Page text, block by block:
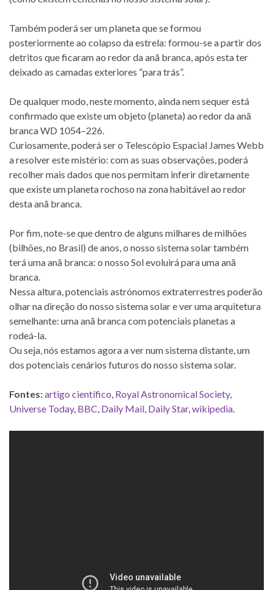
Também poderá ser um planeta que se formou
posteriormente ao colapso da estrela: formou-se a partir dos
detritos que ficaram ao redor da anã branca, após esta ter
deixado as camadas exteriores “para trás”.
De qualquer modo, neste momento, ainda nem sequer está
confirmado que existe um objeto (planeta) ao redor da anã
branca WD 1054–226.
Curiosamente, poderá ser o Telescópio Espacial James Webb
a resolver este mistério: com as suas observações, poderá
recolher mais dados que nos permitam inferir diretamente
que existe um planeta rochoso na zona habitável ao redor
desta anã branca.
Por fim, note-se que dentro de alguns milhares de milhões
(bilhões, no Brasil) de anos, o nosso sistema solar também
terá uma anã branca: o nosso Sol evoluirá para uma anã
branca.
Nessa altura, potenciais astrónomos extraterrestres poderão
olhar na direção do nosso sistema solar e ver uma arquitetura
semelhante: uma anã branca com potenciais planetas a
rodeá-la.
Ou seja, nós estamos agora a ver num sistema distante, um
dos potenciais cenários futuros do nosso sistema solar.
Fontes:artigo científico, Royal Astronomical Society,
Universe Today, BBC, Daily Mail, Daily Star,wikipedia.